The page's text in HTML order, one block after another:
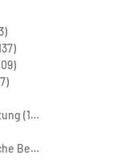
Kaufmännische Berufe & Verwaltung (100)
Handwerk / gewerblich-technische Berufe (56)